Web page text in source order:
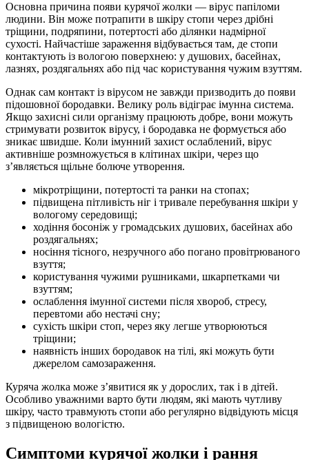
Основна причина появи курячої жолки — вірус папіломи
людини. Він може потрапити в шкіру стопи через дрібні
тріщини, подряпини, потертості або ділянки надмірної
сухості. Найчастіше зараження відбувається там, де стопи
контактують із вологою поверхнею: у душових, басейнах,
лазнях, роздягальнях або під час користування чужим взуттям.
Однак сам контакт із вірусом не завжди призводить до появи
підошовної бородавки. Велику роль відіграє імунна система.
Якщо захисні сили організму працюють добре, вони можуть
стримувати розвиток вірусу, і бородавка не формується або
зникає швидше. Коли імунний захист ослаблений, вірус
активніше розмножується в клітинах шкіри, через що
з’являється щільне болюче утворення.
мікротріщини, потертості та ранки на стопах;
підвищена пітливість ніг і тривале перебування шкіри у
вологому середовищі;
ходіння босоніж у громадських душових, басейнах або
роздягальнях;
носіння тісного, незручного або погано провітрюваного
взуття;
користування чужими рушниками, шкарпетками чи
взуттям;
ослаблення імунної системи після хвороб, стресу,
перевтоми або нестачі сну;
сухість шкіри стоп, через яку легше утворюються
тріщини;
наявність інших бородавок на тілі, які можуть бути
джерелом самозараження.
Куряча жолка може з’явитися як у дорослих, так і в дітей.
Особливо уважними варто бути людям, які мають чутливу
шкіру, часто травмують стопи або регулярно відвідують місця
з підвищеною вологістю.
Симптоми курячої жолки і рання